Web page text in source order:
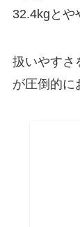
32.4kgとや
扱いやすさ
が圧倒的に